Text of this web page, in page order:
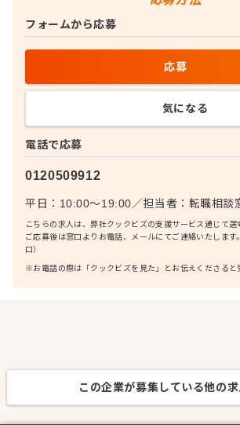
電話で応募
0120509912
平日：10:00〜19:00／担当者： 転職相談
こちらの求人は、弊社クックビズの支援サービス通じて選
ご応募後は窓口よりお電話、メールにてご連絡いたしま
口）
※お電話の際は「クックビズを見た」とお伝えくださると
フォームから応募
応募
気になる
この企業が募集している他の